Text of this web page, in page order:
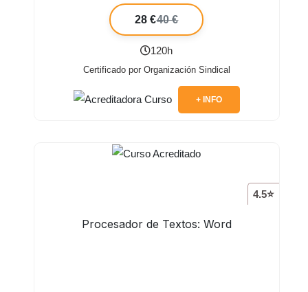
28 €40 €
120h
Certificado por Organización Sindical
+ INFO
4.5⭐
Procesador de Textos: Word